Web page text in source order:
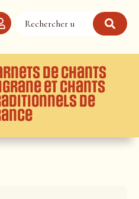
de chants
et Chants
de